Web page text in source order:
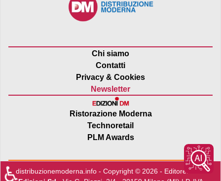
Chi siamo
Contatti
Privacy & Cookies
Newsletter
Ristorazione Moderna
Technoretail
PLM Awards
distribuzionemoderna.info - Copyright © 2026 - Editore:Edra